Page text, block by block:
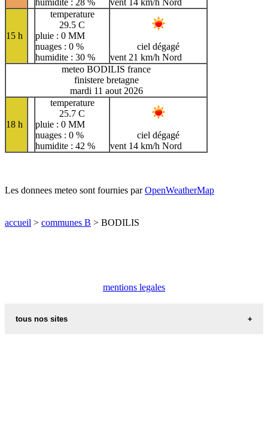
humidite : 28 %
vent 14 km/h Nord
15 h
temperature
29.5 C
pluie : 0 MM
nuages : 0 %
humidite : 30 %
ciel dégagé
vent 21 km/h Nord
meteo BODILIS france
finistere bretagne
mardi 11 aout 2026
18 h
temperature
25.7 C
pluie : 0 MM
nuages : 0 %
humidite : 42 %
ciel dégagé
vent 14 km/h Nord
Les donnees meteo sont fournies parOpenWeatherMap
accueil > communes B > BODILIS
mentions legales
tous nos sites